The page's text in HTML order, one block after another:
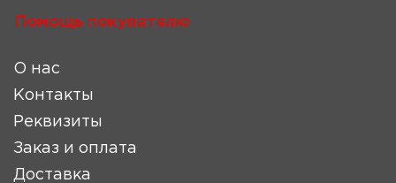
Помощь покупателю
О нас
Контакты
Реквизиты
Заказ и оплата
Доставка